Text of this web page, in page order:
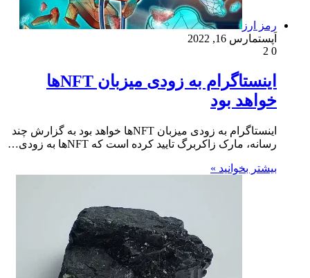
رمز ارز
اَپستمارس 16, 2022
0
اینستاگرام به زودی میزبان NFTها
خواهد بود
اینستاگرام به زودی میزبان NFTها خواهد بود به گزارش چند
رسانه، مارک زاکربرگ تایید کرده است که NFTها به زودی…
بیشتر بخوانید »